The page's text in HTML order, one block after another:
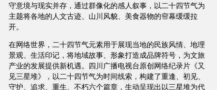
守意境与现实并存，通过群像化的感人叙事，以二十四节气为
主题将各地的人文古迹、山川风貌、美食器物的帘幕缓缓拉
开。
在网络世界，二十四节气元素用于展现当地的民族风情、地理
景观、生活印记，将地域故事、形象打造成品牌符号，为文旅
产业的发展提供新机遇。四川广播电视台原创网络纪录片《又
见三星堆》，以二十四节气为时间线索，构建了重逢、初见、
守护、追求、重生、不朽六个篇章，生动呈现出以三星堆为代